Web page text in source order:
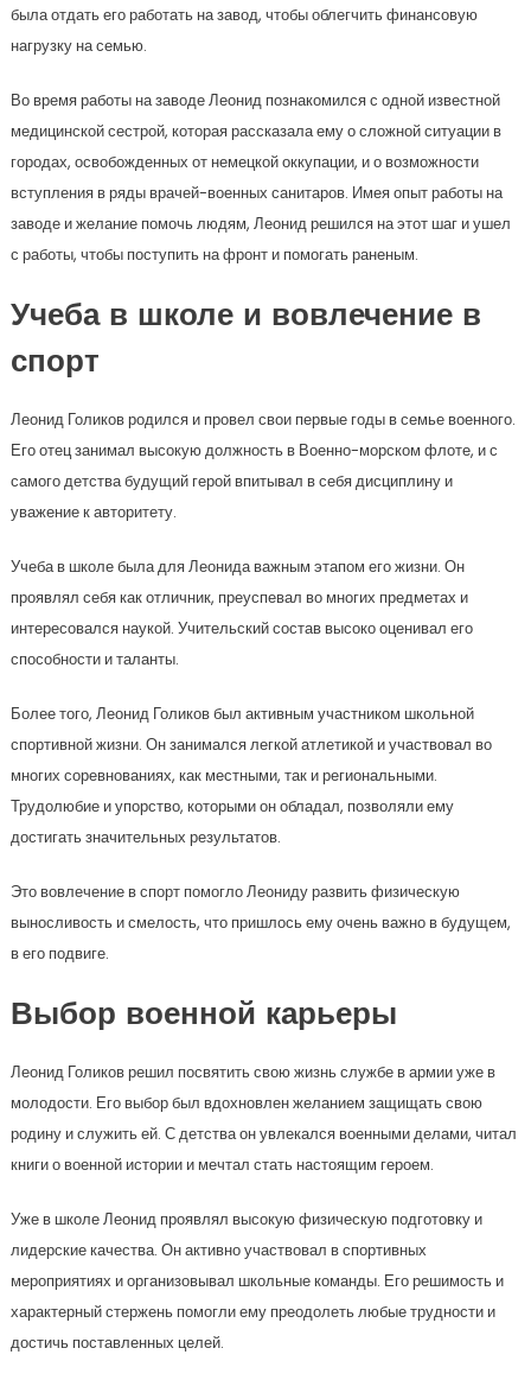
была отдать его работать на завод, чтобы облегчить финансовую
нагрузку на семью.
Во время работы на заводе Леонид познакомился с одной известной
медицинской сестрой, которая рассказала ему о сложной ситуации в
городах, освобожденных от немецкой оккупации, и о возможности
вступления в ряды врачей-военных санитаров. Имея опыт работы на
заводе и желание помочь людям, Леонид решился на этот шаг и ушел
с работы, чтобы поступить на фронт и помогать раненым.
Учеба в школе и вовлечение в
спорт
Леонид Голиков родился и провел свои первые годы в семье военного.
Его отец занимал высокую должность в Военно-морском флоте, и с
самого детства будущий герой впитывал в себя дисциплину и
уважение к авторитету.
Учеба в школе была для Леонида важным этапом его жизни. Он
проявлял себя как отличник, преуспевал во многих предметах и
интересовался наукой. Учительский состав высоко оценивал его
способности и таланты.
Более того, Леонид Голиков был активным участником школьной
спортивной жизни. Он занимался легкой атлетикой и участвовал во
многих соревнованиях, как местными, так и региональными.
Трудолюбие и упорство, которыми он обладал, позволяли ему
достигать значительных результатов.
Это вовлечение в спорт помогло Леониду развить физическую
выносливость и смелость, что пришлось ему очень важно в будущем,
в его подвиге.
Выбор военной карьеры
Леонид Голиков решил посвятить свою жизнь службе в армии уже в
молодости. Его выбор был вдохновлен желанием защищать свою
родину и служить ей. С детства он увлекался военными делами, читал
книги о военной истории и мечтал стать настоящим героем.
Уже в школе Леонид проявлял высокую физическую подготовку и
лидерские качества. Он активно участвовал в спортивных
мероприятиях и организовывал школьные команды. Его решимость и
характерный стержень помогли ему преодолеть любые трудности и
достичь поставленных целей.